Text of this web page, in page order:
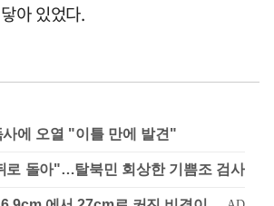
아 있었다.
사에 오열 "이틀 만에 발견"
로 돌아"…탈북민 회상한 기쁨조 검사